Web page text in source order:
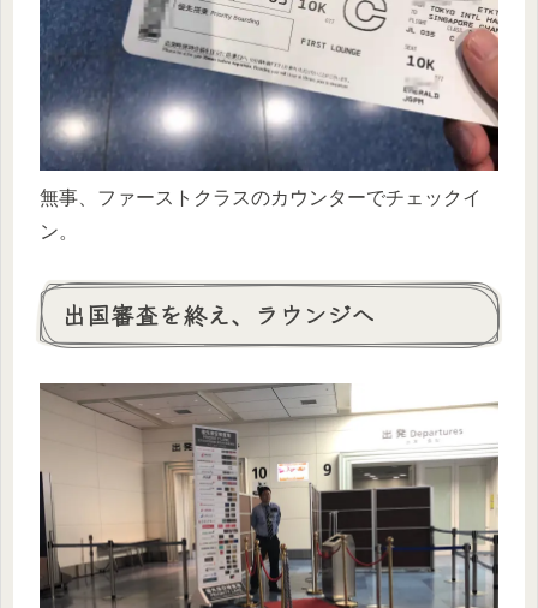
無事、ファーストクラスのカウンターでチェックイ
ン。
出国審査を終え、ラウンジへ